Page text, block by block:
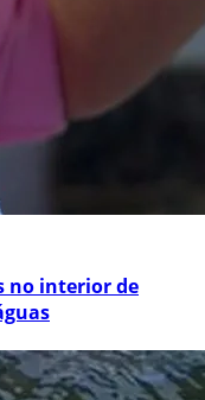
no interior de